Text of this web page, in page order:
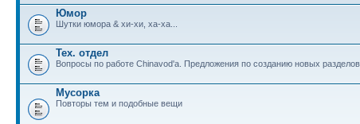
Юмор
Шутки юмора & хи-хи, ха-ха...
Тех. отдел
Вопросы по работе Chinavod'а. Предложения по созданию новых
Мусорка
Повторы тем и подобные вещи